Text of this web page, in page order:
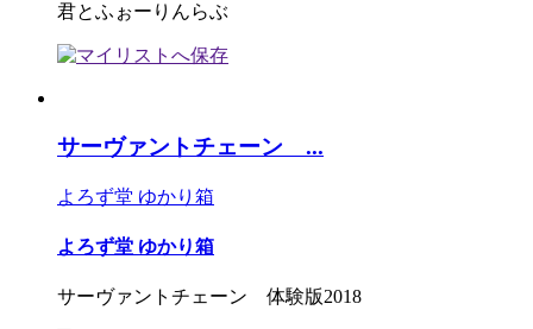
君とふぉーりんらぶ
サーヴァントチェーン ...
よろず堂 ゆかり箱
よろず堂 ゆかり箱
サーヴァントチェーン 体験版2018